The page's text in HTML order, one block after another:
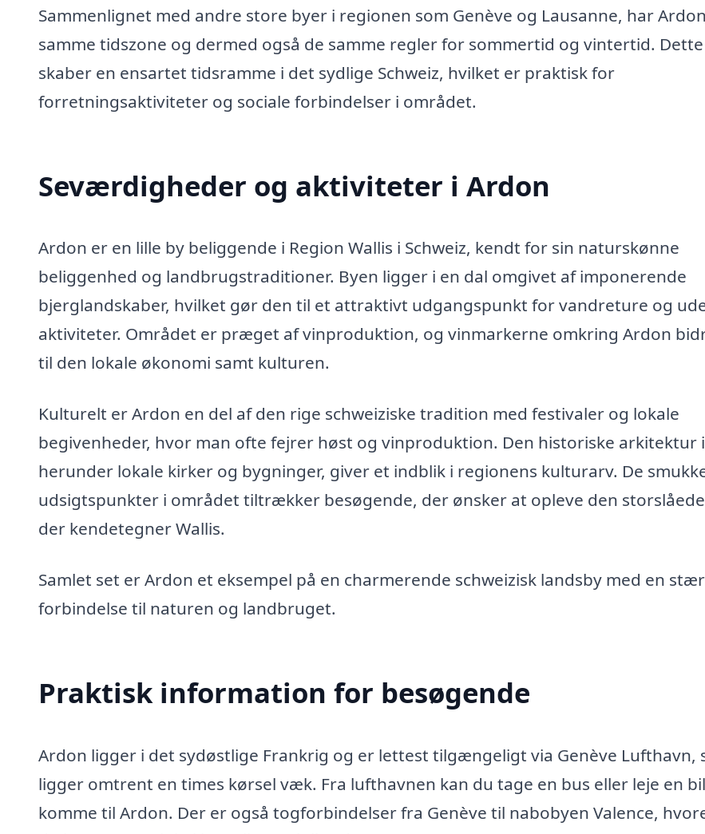
Sammenlignet med andre store byer i regionen som Genève og Lausanne, har
samme tidszone og dermed også de samme regler for sommertid og vintertid. Dette
skaber en ensartet tidsramme i det sydlige Schweiz, hvilket er praktisk for
forretningsaktiviteter og sociale forbindelser i området.
Seværdigheder og aktiviteter i Ardon
Ardon er en lille by beliggende i Region Wallis i Schweiz, kendt for sin naturskønne
beliggenhed og landbrugstraditioner. Byen ligger i en dal omgivet af imponerende
bjerglandskaber, hvilket gør den til et attraktivt udgangspunkt for vandreture og
aktiviteter. Området er præget af vinproduktion, og vinmarkerne omkring Ardon
til den lokale økonomi samt kulturen.
Kulturelt er Ardon en del af den rige schweiziske tradition med festivaler og lokale
begivenheder, hvor man ofte fejrer høst og vinproduktion. Den historiske arkitektur
herunder lokale kirker og bygninger, giver et indblik i regionens kulturarv. De
udsigtspunkter i området tiltrækker besøgende, der ønsker at opleve den
der kendetegner Wallis.
Samlet set er Ardon et eksempel på en charmerende schweizisk landsby med en
forbindelse til naturen og landbruget.
Praktisk information for besøgende
Ardon ligger i det sydøstlige Frankrig og er lettest tilgængeligt via Genève Lufthavn,
ligger omtrent en times kørsel væk. Fra lufthavnen kan du tage en bus eller leje en
komme til Ardon. Der er også togforbindelser fra Genève til nabobyen Valence,